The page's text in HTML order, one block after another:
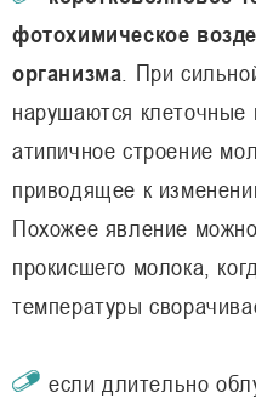
фотохимическое
организма . При
нарушаются
атипичное строение
приводящее к
Похожее явление
прокисшего молока,
температуры
если длительно